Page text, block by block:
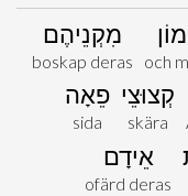
och
מִקְנֵיהֶם
boskap deras
קְצוּצֵי
skära
פֵאָה
sida
אֵידָם
ofärd deras